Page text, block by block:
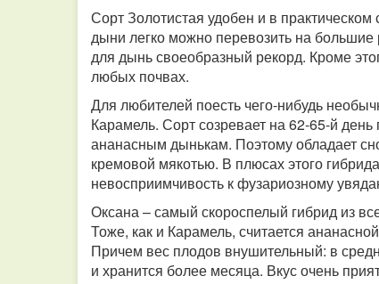
Сорт Золотистая удобен и в
дыни легко можно перевозить на
для дынь своеобразный рекорд. Кроме
любых почвах.
Для любителей поесть чего-нибудь
Карамель. Сорт созревает на 62-65-й
ананасным дынькам. Поэтому обладает
кремовой мякотью. В плюсах этого
невосприимчивость к фузариозному
Оксана – самый скороспелый гибрид из
Тоже, как и Карамель, считается
Причем вес плодов внушительный: в
и хранится более месяца. Вкус очень